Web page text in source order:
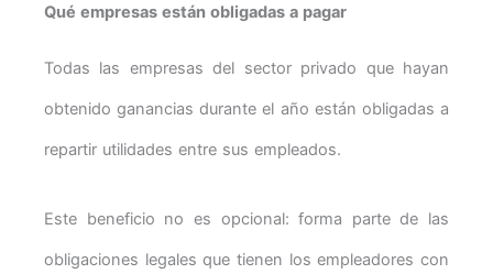
Qué empresas están obligadas a pagar
Todas las empresas del sector privado que hayan
obtenido ganancias durante el año están obligadas a
repartir utilidades entre sus empleados.
Este beneficio no es opcional: forma parte de las
obligaciones legales que tienen los empleadores con